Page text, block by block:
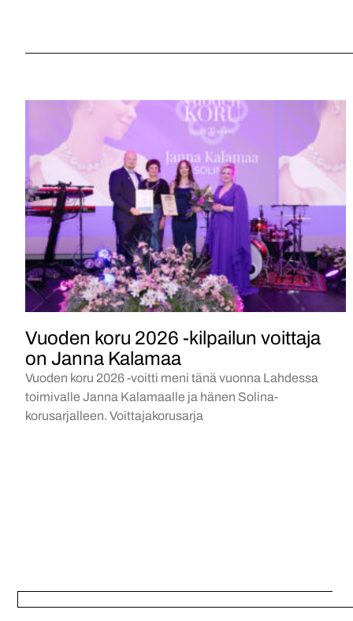
Vuoden koru 2026 -kilpailun voittaja
on Janna Kalamaa
Vuoden koru 2026 -voitti meni tänä vuonna Lahdessa
toimivalle Janna Kalamaalle ja hänen Solina-
korusarjalleen. Voittajakorusarja